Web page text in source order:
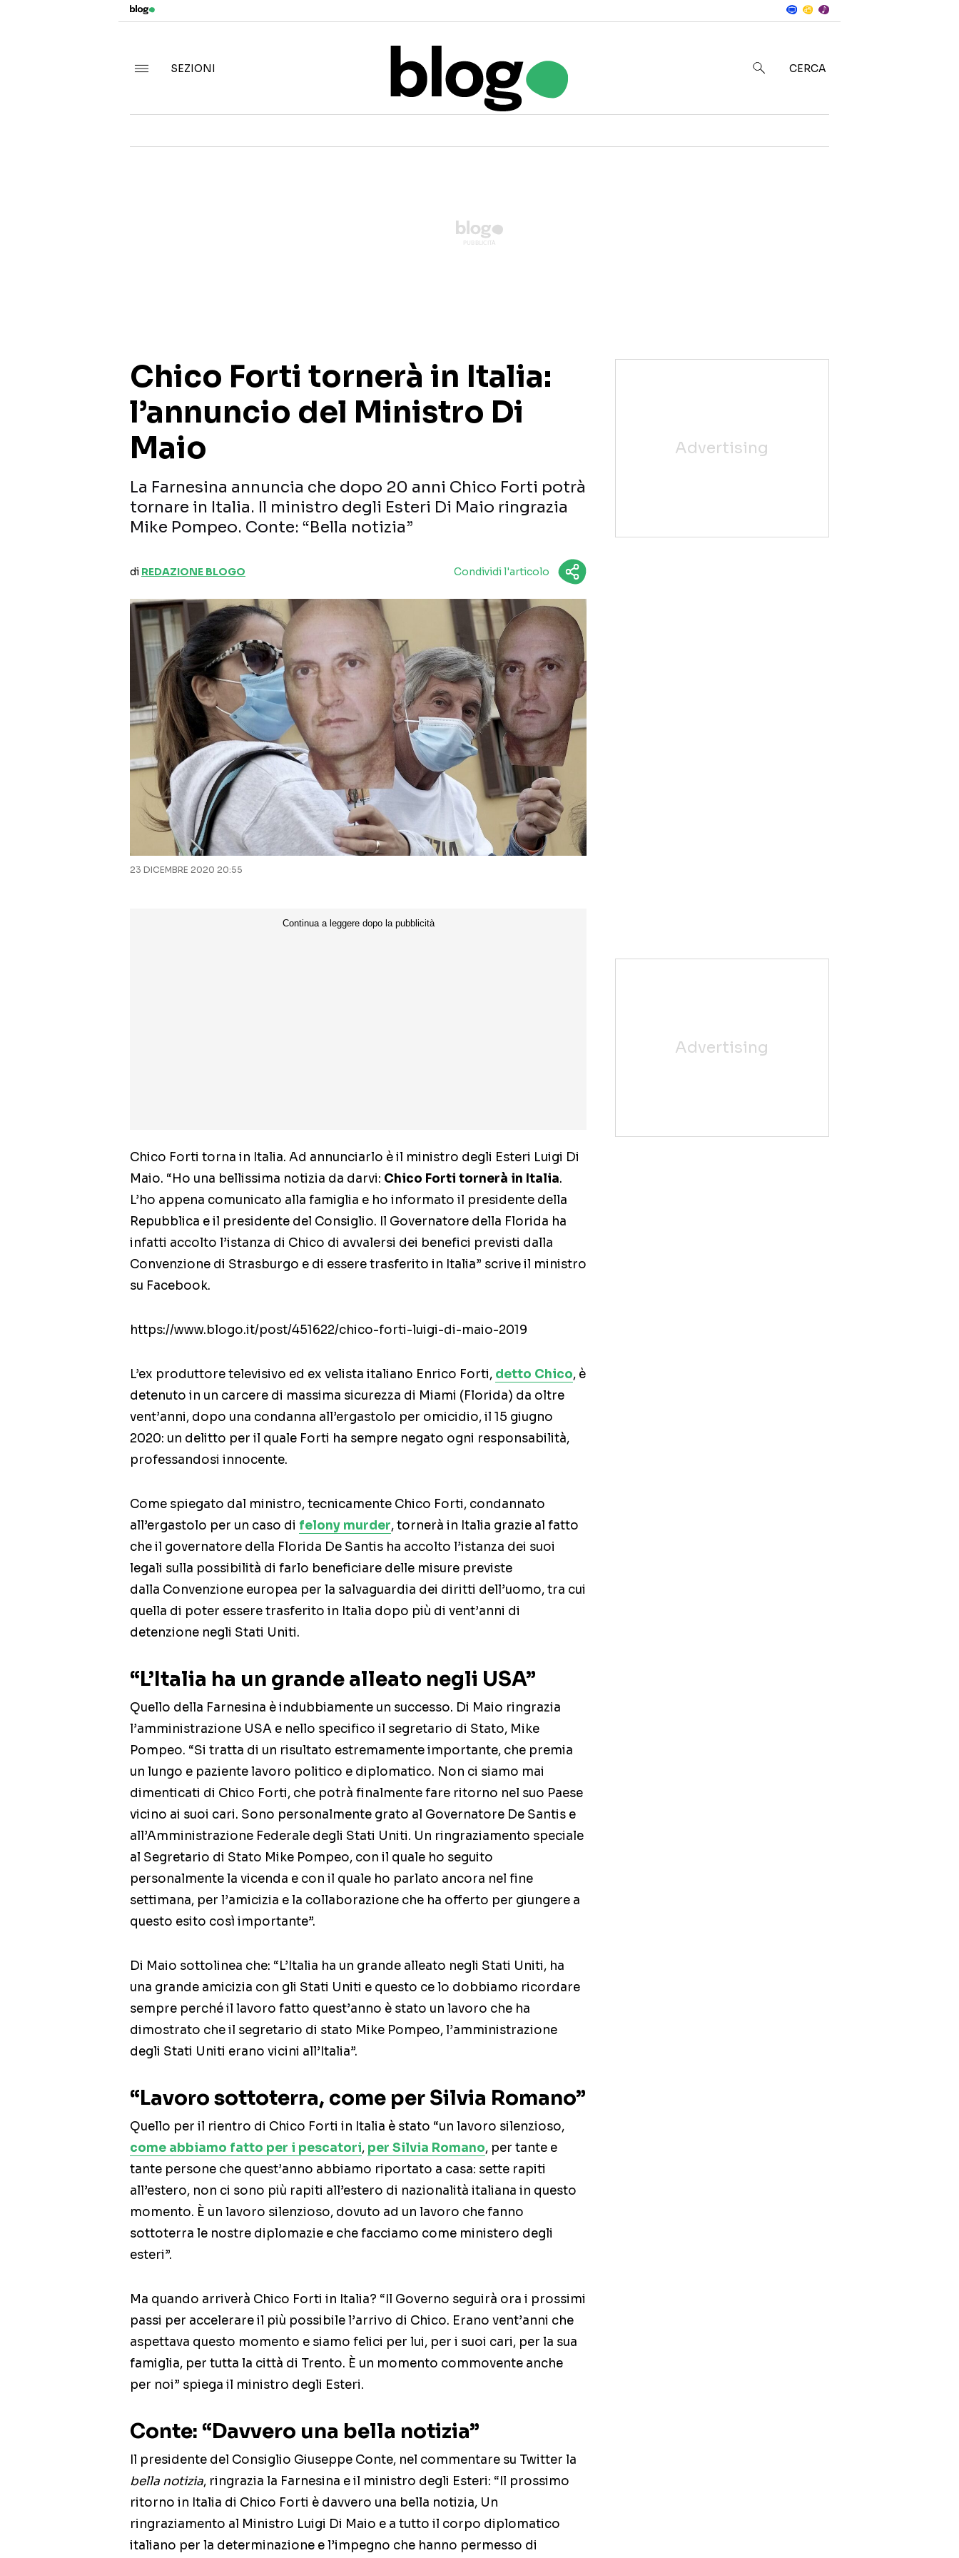
SEZIONI
CERCA
Chico Forti tornerà in Italia:
l’annuncio del Ministro Di
Maio
La Farnesina annuncia che dopo 20 anni Chico Forti potrà
tornare in Italia. Il ministro degli Esteri Di Maio ringrazia
Mike Pompeo. Conte: “Bella notizia”
di REDAZIONE BLOGO Condividi l'articolo
23 DICEMBRE 2020 20:55
Chico Forti torna in Italia. Ad annunciarlo è il ministro degli Esteri Luigi Di
Maio. “Ho una bellissima notizia da darvi: Chico Forti tornerà in Italia.
L’ho appena comunicato alla famiglia e ho informato il presidente della
Repubblica e il presidente del Consiglio. Il Governatore della Florida ha
infatti accolto l’istanza di Chico di avvalersi dei benefici previsti dalla
Convenzione di Strasburgo e di essere trasferito in Italia” scrive il ministro
su Facebook.
https://www.blogo.it/post/451622/chico-forti-luigi-di-maio-2019
L’ex produttore televisivo ed ex velista italiano Enrico Forti, detto Chico, è
detenuto in un carcere di massima sicurezza di Miami (Florida) da oltre
vent’anni, dopo una condanna all’ergastolo per omicidio, il 15 giugno
2020: un delitto per il quale Forti ha sempre negato ogni responsabilità,
professandosi innocente.
Come spiegato dal ministro, tecnicamente Chico Forti, condannato
all’ergastolo per un caso di felony murder, tornerà in Italia grazie al fatto
che il governatore della Florida De Santis ha accolto l’istanza dei suoi
legali sulla possibilità di farlo beneficiare delle misure previste
dalla Convenzione europea per la salvaguardia dei diritti dell’uomo, tra cui
quella di poter essere trasferito in Italia dopo più di vent’anni di
detenzione negli Stati Uniti.
“L’Italia ha un grande alleato negli USA”
Quello della Farnesina è indubbiamente un successo. Di Maio ringrazia
l’amministrazione USA e nello specifico il segretario di Stato, Mike
Pompeo. “Si tratta di un risultato estremamente importante, che premia
un lungo e paziente lavoro politico e diplomatico. Non ci siamo mai
dimenticati di Chico Forti, che potrà finalmente fare ritorno nel suo Paese
vicino ai suoi cari. Sono personalmente grato al Governatore De Santis e
all’Amministrazione Federale degli Stati Uniti. Un ringraziamento speciale
al Segretario di Stato Mike Pompeo, con il quale ho seguito
personalmente la vicenda e con il quale ho parlato ancora nel fine
settimana, per l’amicizia e la collaborazione che ha offerto per giungere a
questo esito così importante”.
Di Maio sottolinea che: “L’Italia ha un grande alleato negli Stati Uniti, ha
una grande amicizia con gli Stati Uniti e questo ce lo dobbiamo ricordare
sempre perché il lavoro fatto quest’anno è stato un lavoro che ha
dimostrato che il segretario di stato Mike Pompeo, l’amministrazione
degli Stati Uniti erano vicini all’Italia”.
“Lavoro sottoterra, come per Silvia Romano”
Quello per il rientro di Chico Forti in Italia è stato “un lavoro silenzioso,
come abbiamo fatto per i pescatori, per Silvia Romano, per tante e
tante persone che quest’anno abbiamo riportato a casa: sette rapiti
all’estero, non ci sono più rapiti all’estero di nazionalità italiana in questo
momento. È un lavoro silenzioso, dovuto ad un lavoro che fanno
sottoterra le nostre diplomazie e che facciamo come ministero degli
esteri”.
Ma quando arriverà Chico Forti in Italia? “Il Governo seguirà ora i prossimi
passi per accelerare il più possibile l’arrivo di Chico. Erano vent’anni che
aspettava questo momento e siamo felici per lui, per i suoi cari, per la sua
famiglia, per tutta la città di Trento. È un momento commovente anche
per noi” spiega il ministro degli Esteri.
Conte: “Davvero una bella notizia”
Il presidente del Consiglio Giuseppe Conte, nel commentare su Twitter la
bella notizia, ringrazia la Farnesina e il ministro degli Esteri: “Il prossimo
ritorno in Italia di Chico Forti è davvero una bella notizia, Un
ringraziamento al Ministro Luigi Di Maio e a tutto il corpo diplomatico
italiano per la determinazione e l’impegno che hanno permesso di